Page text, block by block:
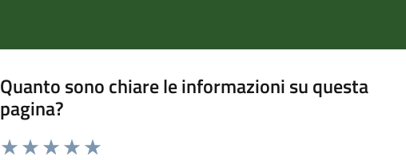
Quanto sono chiare le informazioni su questa
pagina?
Valuta da 1 a 5 stelle la pagina